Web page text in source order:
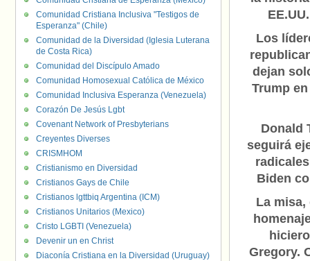
EE.UU.
Los
dejan
Trump
Donald
seguirá
Biden
La misa,
Gregory.
Comunidad Cristiana Inclusiva "Testigos de
Esperanza" (Chile)
Comunidad de la Diversidad (Iglesia Luterana
de Costa Rica)
Comunidad del Discípulo Amado
Comunidad Homosexual Católica de México
Comunidad Inclusiva Esperanza (Venezuela)
Corazón De Jesús Lgbt
Covenant Network of Presbyterians
Creyentes Diverses
CRISMHOM
Cristianismo en Diversidad
Cristianos Gays de Chile
Cristianos lgttbiq Argentina (ICM)
Cristianos Unitarios (Mexico)
Cristo LGBTI (Venezuela)
Devenir un en Christ
Diaconía Cristiana en la Diversidad (Uruguay)